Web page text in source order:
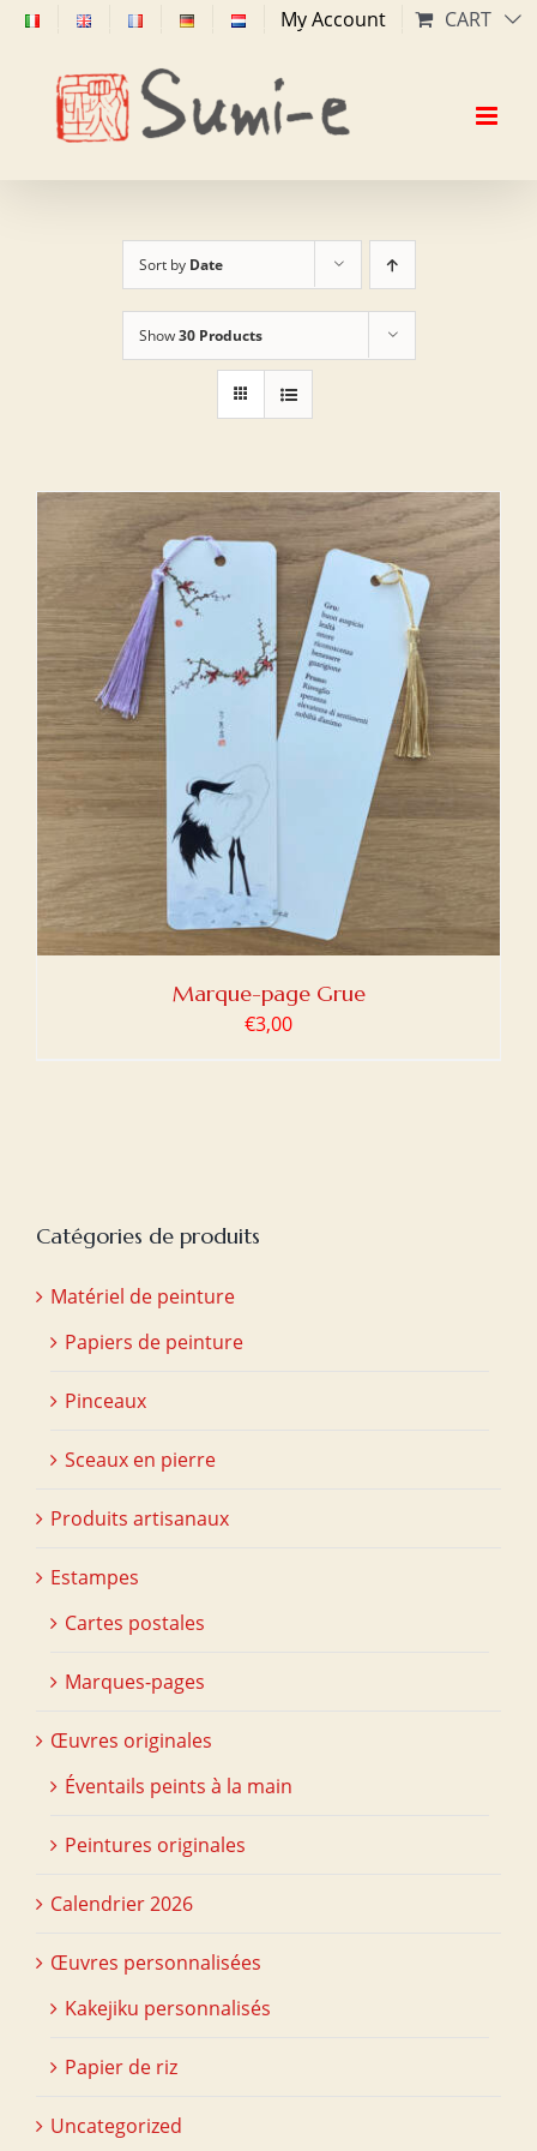
Skip
content
My Account CART
Sort by Date
Show30 Products
Marque-page Grue
€3,00
Catégories de produits
Matériel de peinture
Papiers de peinture
Pinceaux
Sceaux en pierre
Produits artisanaux
Estampes
Cartes postales
Marques-pages
Œuvres originales
Éventails peints à la main
Peintures originales
Calendrier 2026
Œuvres personnalisées
Kakejiku personnalisés
Papier de riz
Uncategorized